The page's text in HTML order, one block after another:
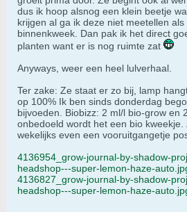
dus ik hoop alsnog een klein beetje
krijgen al ga ik deze niet meetellen
binnenkweek. Dan pak ik het direct
planten want er is nog ruimte zat
Anyways, weer een heel lulverhaal.
Ter zake: Ze staat er zo bij, lamp
op 100% Ik ben sinds donderdag
bijvoeden. Biobizz: 2 ml/l bio-grow en
onbedoeld wordt het een bio
wekelijks even een vooruitgangetje
4136954_grow-journal-by-shadow-
headshop---super-lemon-haze-
4136827_grow-journal-by-shadow-
headshop---super-lemon-haze-